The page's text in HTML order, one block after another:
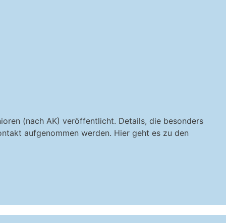
(nach AK) veröffentlicht. Details, die besonders
aufgenommen werden. Hier geht es zu den